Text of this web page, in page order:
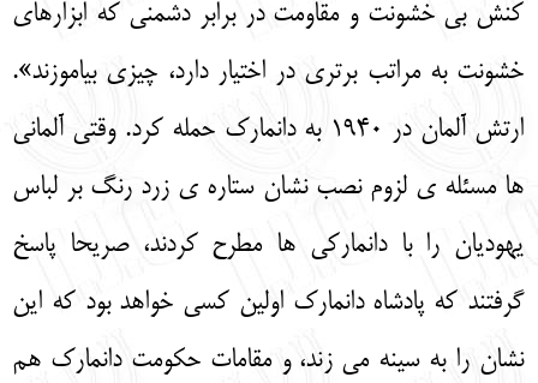
کنش بی خشونت و مقاومت در برابر دشمنی که ابزارهای
خشونت به مراتب برتری در اختیار دارد، چیزی بیاموزند».
ارتش آلمان در 1940 به دانمارک حمله کرد. وقتی آلمانی
ها مسئله ی لزوم نصب نشان ستاره ی زرد رنگ بر لباس
یهودیان را با دانمارکی ها مطرح کردند، صریحا پاسخ
گرفتند که پادشاه دانمارک اولین کسی خواهد بود که این
نشان را به سینه می زند، و مقامات حکومت دانمارک هم